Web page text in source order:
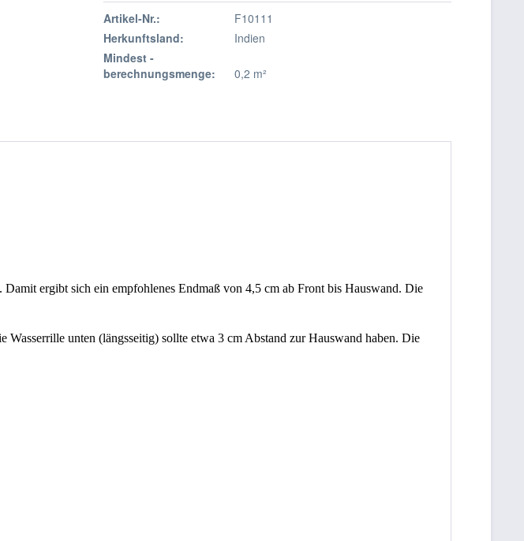
Artikel-Nr.:
F10111
Herkunftsland:
Indien
Mindest -
berechnungsmenge:
0,2 m²
Damit ergibt sich ein empfohlenes Endmaß von 4,5 cm ab Front bis Hauswand. Die
unten (längsseitig) sollte etwa 3 cm Abstand zur Hauswand haben. Die